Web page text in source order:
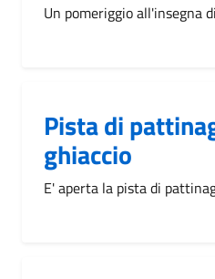
Un pomeriggio all'insegna
Pista di
ghiaccio
E' aperta la pista di